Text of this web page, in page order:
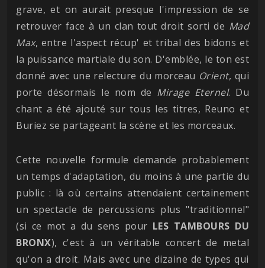
grave, et on aurait presque l'impression de se
retrouver face à un clan tout droit sorti de Mad
Max, entre l'aspect récup' et tribal des bidons et
la puissance martiale du son. D'emblée, le ton est
donné avec une relecture du morceau Orient, qui
porte désormais le nom de Mirage Eternel. Du
chant a été ajouté sur tous les titres, Reuno et
Buriez se partageant la scène et les morceaux.
Cette nouvelle formule demande probablement
un temps d'adaptation, du moins à une partie du
public : là où certains attendaient certainement
un spectacle de percussions plus "traditionnel"
(si ce mot a du sens pour LES TAMBOURS DU
BRONX), c'est à un véritable concert de metal
qu'on a droit. Mais avec une dizaine de types qui